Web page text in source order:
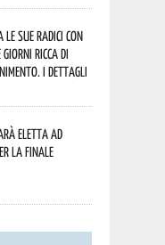
le sue radici con
giorni ricca di
I dettagli
eletta ad
la finale